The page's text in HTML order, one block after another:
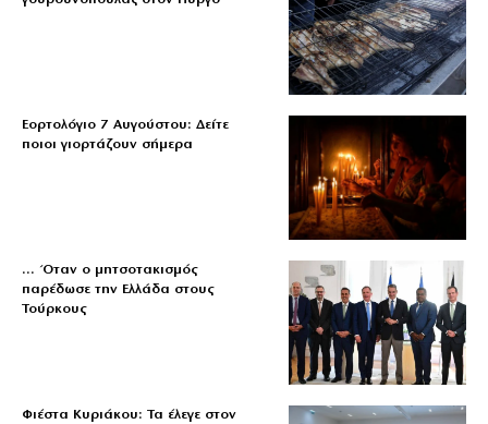
Εορτολόγιο 7 Αυγούστου: Δείτε
ποιοι γιορτάζουν σήμερα
… Όταν ο μητσοτακισμός
παρέδωσε την Ελλάδα στους
Τούρκους
Φιέστα Κυριάκου: Τα έλεγε στον